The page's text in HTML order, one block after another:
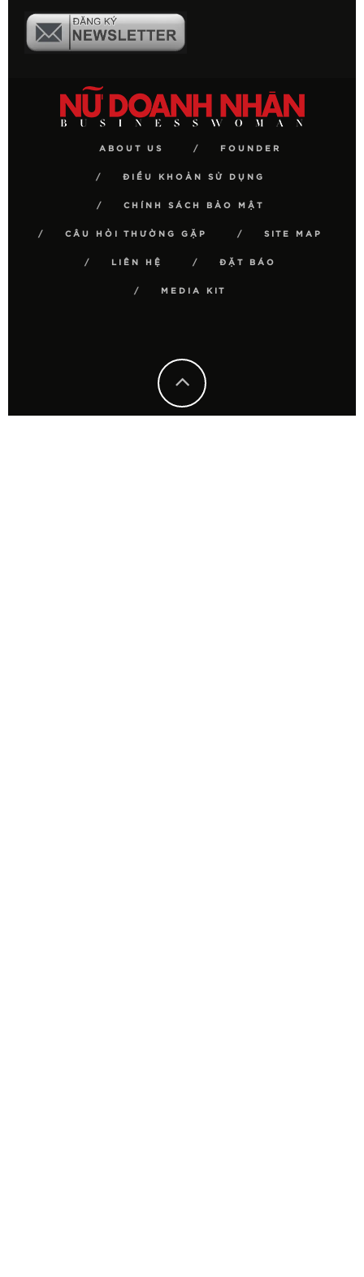
ABOUT US FOUNDER
ĐIỀU KHOẢN SỬ DỤNG
CHÍNH SÁCH BẢO MẬT
CÂU HỎI THƯỜNG GẶP SITE MAP
LIÊN HỆ ĐẶT BÁO
MEDIA KIT